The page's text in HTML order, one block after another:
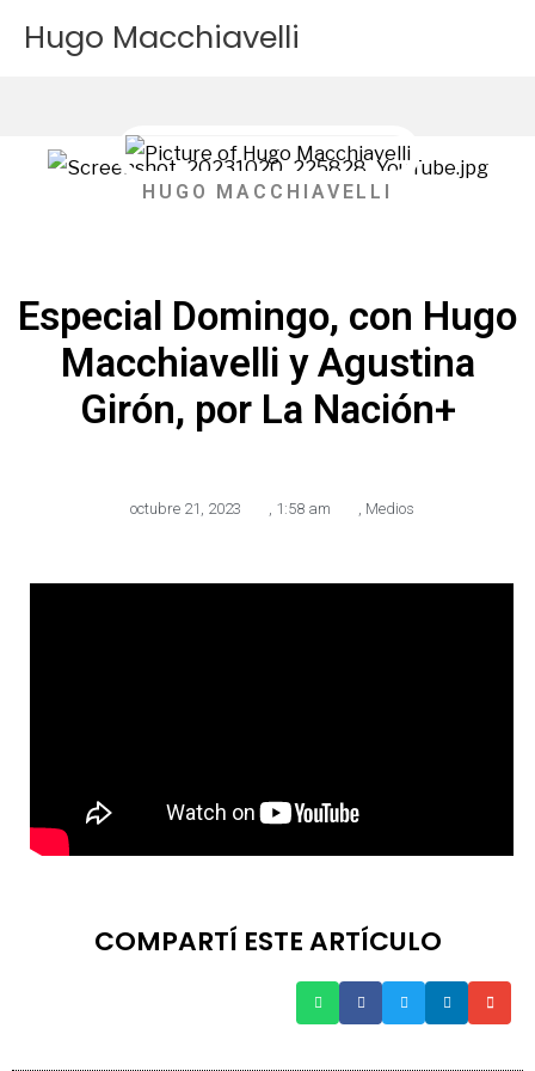
Hugo Macchiavelli
HUGO MACCHIAVELLI
Especial Domingo, con Hugo
Macchiavelli y Agustina
Girón, por La Nación+
octubre 21, 2023 , 1:58 am , Medios
COMPARTÍ ESTE ARTÍCULO